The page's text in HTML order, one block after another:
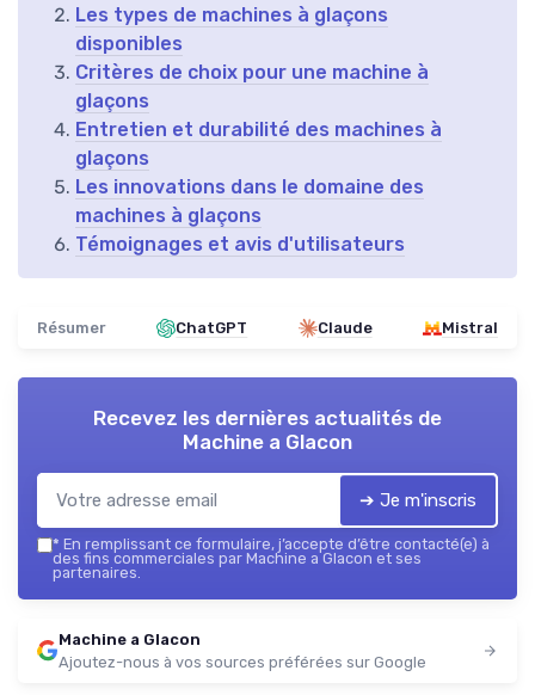
Les types de machines à glaçons
disponibles
Critères de choix pour une machine à
glaçons
Entretien et durabilité des machines à
glaçons
Les innovations dans le domaine des
machines à glaçons
Témoignages et avis d'utilisateurs
Résumer ChatGPT Claude Mistral
Recevez les dernières actualités de
Machine a Glacon
➔ Je m'inscris
* En remplissant ce formulaire, j’accepte d’être contacté(e) à
des fins commerciales par Machine a Glacon et ses
partenaires.
Machine a Glacon
Ajoutez-nous à vos sources préférées sur Google